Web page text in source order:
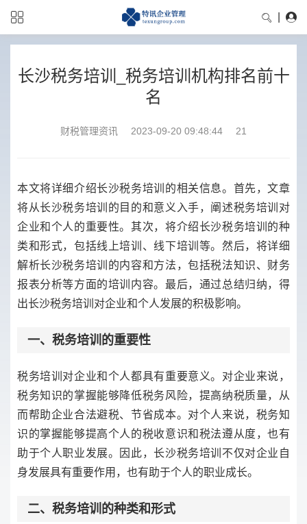
长沙税务培训_税务培训机构排名前十
名
财税管理资讯 2023-09-20 09:48:44 21
本文将详细介绍长沙税务培训的相关信息。首先，文章
将从长沙税务培训的目的和意义入手，阐述税务培训对
企业和个人的重要性。其次，将介绍长沙税务培训的种
类和形式，包括线上培训、线下培训等。然后，将详细
解析长沙税务培训的内容和方法，包括税法知识、财务
报表分析等方面的培训内容。最后，通过总结归纳，得
出长沙税务培训对企业和个人发展的积极影响。
一、税务培训的重要性
税务培训对企业和个人都具有重要意义。对企业来说，
税务知识的掌握能够降低税务风险，提高纳税质量，从
而帮助企业合法避税、节省成本。对个人来说，税务知
识的掌握能够提高个人的税收意识和税法遵从度，也有
助于个人职业发展。因此，长沙税务培训不仅对企业自
身发展具有重要作用，也有助于个人的职业成长。
二、税务培训的种类和形式